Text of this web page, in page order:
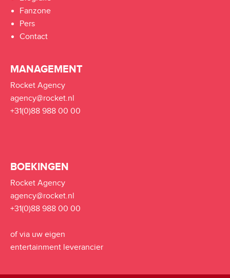
Fanzone
Pers
Contact
MANAGEMENT
Rocket Agency
agency@rocket.nl
+31(0)88 988 00 00
BOEKINGEN
Rocket Agency
agency@rocket.nl
+31(0)88 988 00 00
of via uw eigen
entertainment leverancier